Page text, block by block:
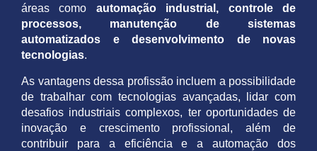
áreas como automação industrial, controle de
processos, manutenção de sistemas
automatizados e desenvolvimento de novas
tecnologias.
As vantagens dessa profissão incluem a possibilidade
de trabalhar com tecnologias avançadas, lidar com
desafios industriais complexos, ter oportunidades de
inovação e crescimento profissional, além de
contribuir para a eficiência e a automação dos